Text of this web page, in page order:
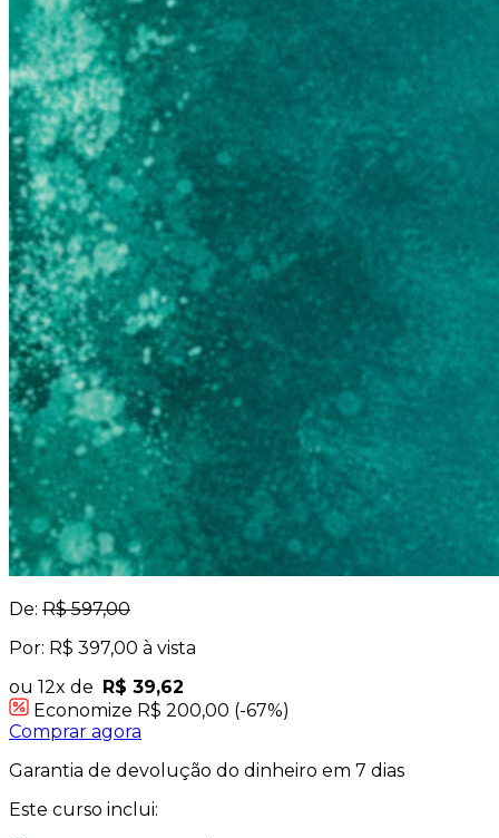
De: R$ 597,00
Por: R$ 397,00 à vista
ou 12x de
R$ 39,62
Economize R$ 200,00 (-67%)
Comprar agora
Garantia de devolução do dinheiro em 7 dias
Este curso inclui: